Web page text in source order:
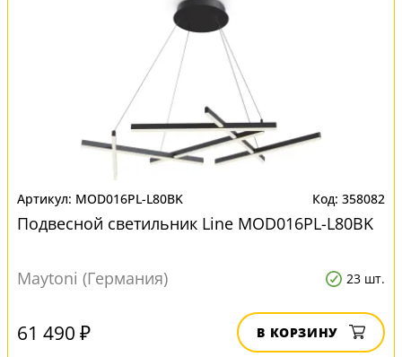
MOD016PL-L80BK 358082
Подвесной светильник Line MOD016PL-L80BK
Maytoni (Германия) 23 шт.
61 490 ₽ В КОРЗИНУ